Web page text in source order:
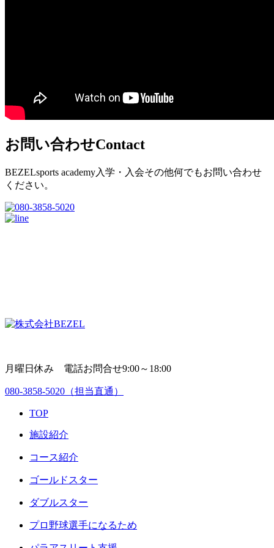
お問い合わせContact
BEZELsports academy入学・入会その他何でもお問い合わせ
ください。
月曜日休み 電話お問合せ9:00～18:00
080-3858-5020 （担当直通）
TOP
施設紹介
コース紹介
ゴールドスター
ダブルスター
プロ野球選手になるため